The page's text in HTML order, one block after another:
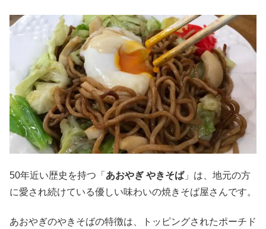
50年近い歴史を持つ「 あおやぎ やきそば」は、地元の方
に愛され続けている優しい味わいの焼きそば屋さんです。
あおやぎのやきそばの特徴は、トッピングされたポーチド